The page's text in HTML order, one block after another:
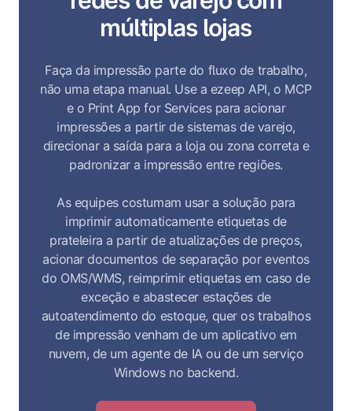
múltiplas lojas
Faça da impressão parte do fluxo de trabalho,
não uma etapa manual. Use a ezeep API, o MCP
e o Print App for Services para acionar
impressões a partir de sistemas de varejo,
direcionar a saída para a loja ou zona correta e
padronizar a impressão entre regiões.
As equipes costumam usar a solução para
imprimir automaticamente etiquetas de
prateleira a partir de atualizações de preços,
acionar documentos de separação por eventos
do OMS/WMS, reimprimir etiquetas em caso de
exceção e abastecer estações de
autoatendimento do estoque, quer os trabalhos
de impressão venham de um aplicativo em
nuvem, de um agente de IA ou de um serviço
Windows no backend.